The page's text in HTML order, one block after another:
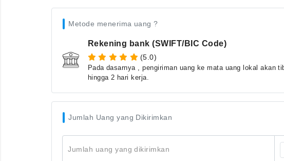
Metode menerima uang ?
Rekening bank (SWIFT/BIC Code)
(5.0)
Pada dasarnya , pengiriman uang ke mata uang lokal akan
hingga 2 hari kerja.
Jumlah Uang yang Dikirimkan
Jumlah uang yang dikirimkan